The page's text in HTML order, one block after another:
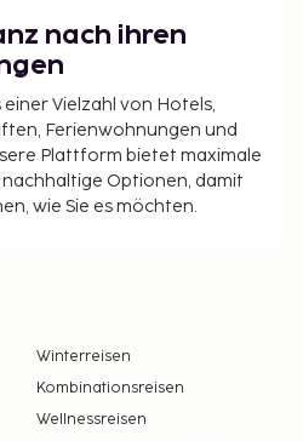
nach ihren
einer Vielzahl von Hotels,
Ferienwohnungen und
Plattform bietet maximale
Optionen, damit
wie Sie es möchten.
Winterreisen
Kombinationsreisen
Wellnessreisen